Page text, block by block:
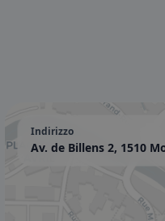
Indirizzo
Av. de Billens 2, 1510